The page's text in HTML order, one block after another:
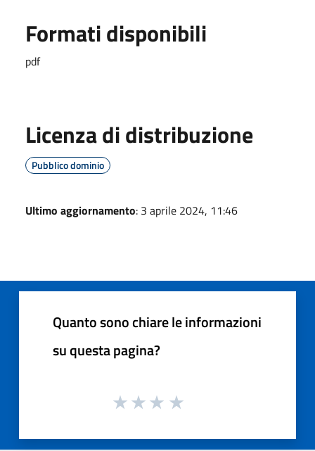
Formati disponibili
pdf
Licenza di distribuzione
Pubblico dominio
Ultimo aggiornamento: 3 aprile 2024, 11:46
Quanto sono chiare le informazioni
su questa pagina?